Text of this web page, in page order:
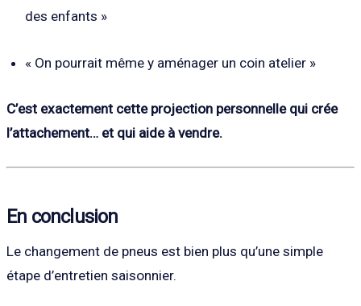
des enfants »
« On pourrait même y aménager un coin atelier »
C’est exactement cette projection personnelle qui crée
l’attachement… et qui aide à vendre.
En conclusion
Le changement de pneus est bien plus qu’une simple
étape d’entretien saisonnier.